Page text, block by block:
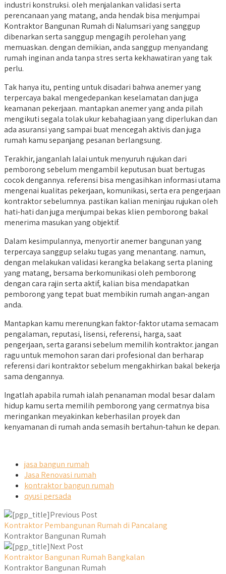
industri konstruksi. oleh menjalankan validasi serta
perencanaan yang matang, anda hendak bisa menjumpai
Kontraktor Bangunan Rumah di Nalumsari yang sanggup
dibenarkan serta sanggup mengagih perolehan yang
memuaskan. dengan demikian, anda sanggup menyandang
rumah inginan anda tanpa stres serta kekhawatiran yang tak
perlu.
Tak hanya itu, penting untuk disadari bahwa anemer yang
terpercaya bakal mengedepankan keselamatan dan juga
keamanan pekerjaan. mantapkan anemer yang anda pilah
mengikuti segala tolak ukur kebahagiaan yang diperlukan dan
ada asuransi yang sampai buat mencegah aktivis dan juga
rumah kamu sepanjang pesanan berlangsung.
Terakhir, janganlah lalai untuk menyuruh rujukan dari
pemborong sebelum mengambil keputusan buat bertugas
cocok dengannya. referensi bisa mengasihkan informasi utama
mengenai kualitas pekerjaan, komunikasi, serta era pengerjaan
kontraktor sebelumnya. pastikan kalian meninjau rujukan oleh
hati-hati dan juga menjumpai bekas klien pemborong bakal
menerima masukan yang objektif.
Dalam kesimpulannya, menyortir anemer bangunan yang
terpercaya sanggup selaku tugas yang menantang. namun,
dengan melakukan validasi kerangka belakang serta planing
yang matang, bersama berkomunikasi oleh pemborong
dengan cara rajin serta aktif, kalian bisa mendapatkan
pemborong yang tepat buat membikin rumah angan-angan
anda.
Mantapkan kamu merenungkan faktor-faktor utama semacam
pengalaman, reputasi, lisensi, referensi, harga, saat
pengerjaan, serta garansi sebelum memilih kontraktor. jangan
ragu untuk memohon saran dari profesional dan berharap
referensi dari kontraktor sebelum mengakhirkan bakal bekerja
sama dengannya.
Ingatlah apabila rumah ialah penanaman modal besar dalam
hidup kamu serta memilih pemborong yang cermatnya bisa
meringankan meyakinkan keberhasilan proyek dan
kenyamanan di rumah anda semasih bertahun-tahun ke depan.
jasa bangun rumah
Jasa Renovasi rumah
kontraktor bangun rumah
qyusi persada
Previous Post
Kontraktor Pembangunan Rumah di Pancalang
Kontraktor Bangunan Rumah
Next Post
Kontraktor Bangunan Rumah Bangkalan
Kontraktor Bangunan Rumah